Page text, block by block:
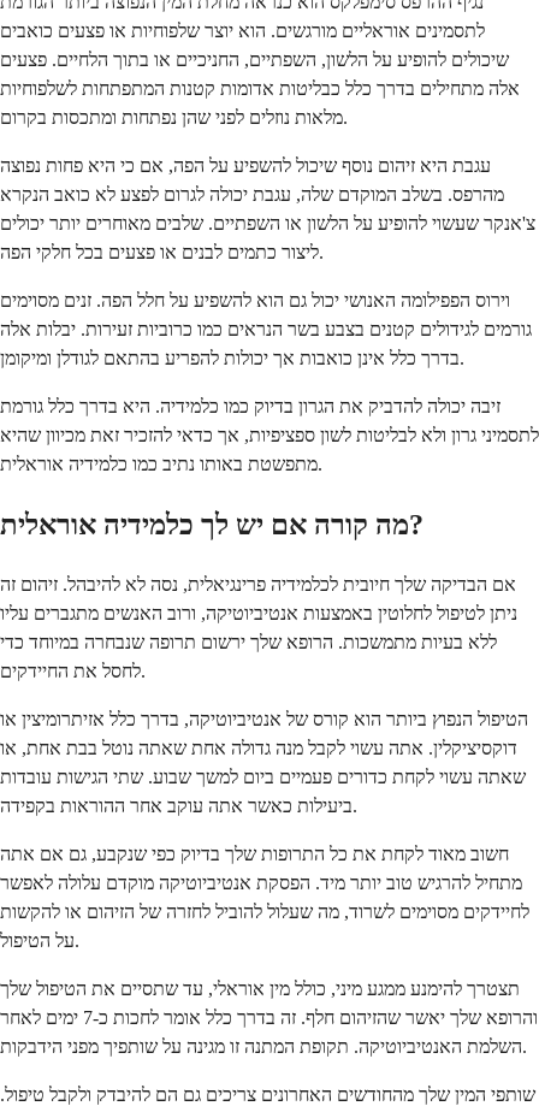
לתסמינים אוראליים מורגשים. הוא יוצר שלפוחיות או פצעים כואבים
שיכולים להופיע על הלשון, השפתיים, החניכיים או בתוך הלחיים. פצעים
אלה מתחילים בדרך כלל כבליטות אדומות קטנות המתפתחות לשלפוחיות
מלאות נוזלים לפני שהן נפתחות ומתכסות בקרום.
עגבת היא זיהום נוסף שיכול להשפיע על הפה, אם כי היא פחות נפוצה
מהרפס. בשלב המוקדם שלה, עגבת יכולה לגרום לפצע לא כואב הנקרא
צ'אנקר שעשוי להופיע על הלשון או השפתיים. שלבים מאוחרים יותר יכולים
ליצור כתמים לבנים או פצעים בכל חלקי הפה.
וירוס הפפילומה האנושי יכול גם הוא להשפיע על חלל הפה. זנים מסוימים
גורמים לגידולים קטנים בצבע בשר הנראים כמו כרוביות זעירות. יבלות אלה
בדרך כלל אינן כואבות אך יכולות להפריע בהתאם לגודלן ומיקומן.
זיבה יכולה להדביק את הגרון בדיוק כמו כלמידיה. היא בדרך כלל גורמת
לתסמיני גרון ולא לבליטות לשון ספציפיות, אך כדאי להזכיר זאת מכיוון שהיא
מתפשטת באותו נתיב כמו כלמידיה אוראלית.
מה קורה אם יש לך כלמידיה אוראלית?
אם הבדיקה שלך חיובית לכלמידיה פרינגיאלית, נסה לא להיבהל. זיהום זה
ניתן לטיפול לחלוטין באמצעות אנטיביוטיקה, ורוב האנשים מתגברים עליו
ללא בעיות מתמשכות. הרופא שלך ירשום תרופה שנבחרה במיוחד כדי
לחסל את החיידקים.
הטיפול הנפוץ ביותר הוא קורס של אנטיביוטיקה, בדרך כלל אזיתרומיצין או
דוקסיציקלין. אתה עשוי לקבל מנה גדולה אחת שאתה נוטל בבת אחת, או
שאתה עשוי לקחת כדורים פעמיים ביום למשך שבוע. שתי הגישות עובדות
ביעילות כאשר אתה עוקב אחר ההוראות בקפידה.
חשוב מאוד לקחת את כל התרופות שלך בדיוק כפי שנקבע, גם אם אתה
מתחיל להרגיש טוב יותר מיד. הפסקת אנטיביוטיקה מוקדם עלולה לאפשר
לחיידקים מסוימים לשרוד, מה שעלול להוביל לחזרה של הזיהום או להקשות
על הטיפול.
תצטרך להימנע ממגע מיני, כולל מין אוראלי, עד שתסיים את הטיפול שלך
והרופא שלך יאשר שהזיהום חלף. זה בדרך כלל אומר לחכות כ-7 ימים לאחר
השלמת האנטיביוטיקה. תקופת המתנה זו מגינה על שותפיך מפני הידבקות.
שותפי המין שלך מהחודשים האחרונים צריכים גם הם להיבדק ולקבל טיפול.